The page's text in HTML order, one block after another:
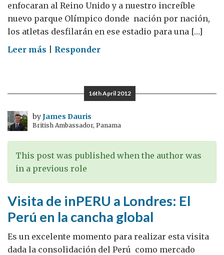
enfocaran al Reino Unido y a nuestro increíble
nuevo parque Olímpico donde nación por nación,
los atletas desfilarán en ese estadio para una […]
Leer más on
Oro:
a
100
días
de
Responder
16th April 2012
byJames Dauris
British Ambassador, Panama
This post was published when the author was
in a previous role
Visita de inPERU a Londres: El
Perú en la cancha global
Es un excelente momento para realizar esta visita
dada la consolidación del Perú como mercado